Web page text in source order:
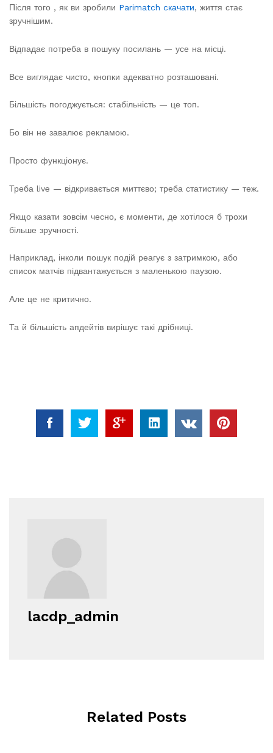
Після того , як ви зробили Parimatch cкачати, життя стає
зручнішим.
Відпадає потреба в пошуку посилань — усе на місці.
Все виглядає чисто, кнопки адекватно розташовані.
Більшість погоджується: стабільність — це топ.
Бо він не завалює рекламою.
Просто функціонує.
Треба live — відкривається миттєво; треба статистику — теж.
Якщо казати зовсім чесно, є моменти, де хотілося б трохи
більше зручності.
Наприклад, інколи пошук подій реагує з затримкою, або
список матчів підвантажується з маленькою паузою.
Але це не критично.
Та й більшість апдейтів вирішує такі дрібниці.
lacdp_admin
Related Posts